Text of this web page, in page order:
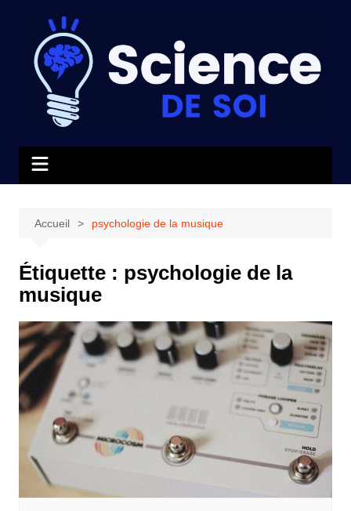
contenu
Accueil psychologie de la musique
Étiquette : psychologie de la
musique